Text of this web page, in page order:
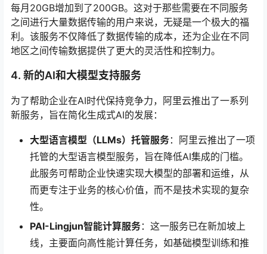
每月20GB增加到了200GB。这对于那些需要在不同服务
之间进行大量数据传输的用户来说，无疑是一个极大的福
利。该服务不仅降低了数据传输的成本，还为企业在不同
地区之间传输数据提供了更大的灵活性和控制力。
4. 新的AI和大模型支持服务
为了帮助企业在AI时代保持竞争力，阿里云推出了一系列
新服务，旨在简化生成式AI的发展：
大型语言模型（LLMs）托管服务：阿里云推出了一项
托管的大型语言模型服务，旨在降低AI集成的门槛。
此服务可帮助企业快速实现大模型的部署和运维，从
而更专注于业务的核心价值，而不是技术实现的复杂
性。
PAI-Lingjun智能计算服务：这一服务已在新加坡上
线，主要面向高性能计算任务，如基础模型训练和推